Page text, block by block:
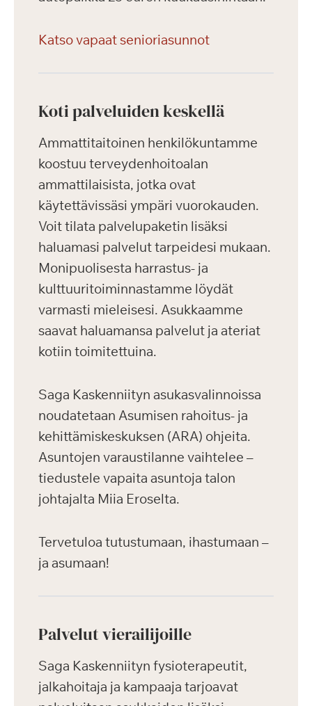
Katso vapaat senioriasunnot
Koti palveluiden keskellä
Ammattitaitoinen henkilökuntamme
koostuu terveydenhoitoalan
ammattilaisista, jotka ovat
käytettävissäsi ympäri vuorokauden.
Voit tilata palvelupaketin lisäksi
haluamasi palvelut tarpeidesi mukaan.
Monipuolisesta harrastus- ja
kulttuuritoiminnastamme löydät
varmasti mieleisesi. Asukkaamme
saavat haluamansa palvelut ja ateriat
kotiin toimitettuina.
Saga Kaskenniityn asukasvalinnoissa
noudatetaan Asumisen rahoitus- ja
kehittämiskeskuksen (ARA) ohjeita.
Asuntojen varaustilanne vaihtelee –
tiedustele vapaita asuntoja talon
johtajalta Miia Eroselta.
Tervetuloa tutustumaan, ihastumaan –
ja asumaan!
Palvelut vierailijoille
Saga Kaskenniityn fysioterapeutit,
jalkahoitaja ja kampaaja tarjoavat